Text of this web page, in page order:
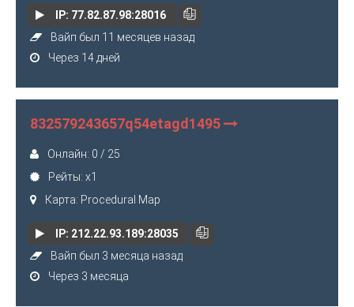
IP: 77.82.87.98:28016
Вайп был 11 месяцев назад
Через 14 дней
832579243657q54etagd1495
Онлайн: 0 / 25
Рейты: x1
Карта: Procedural Map
IP: 212.22.93.189:28035
Вайп был 3 месяца назад
Через 3 месяца